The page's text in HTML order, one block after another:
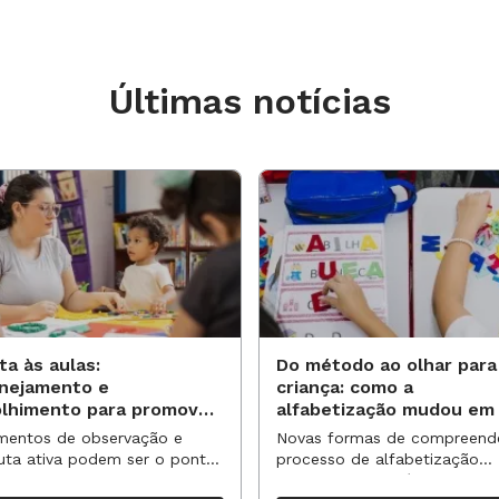
fazem o mesmo consigo e com os
a 3 anos e 11 meses)
de massinha
crianças vão explorar os ingredientes
da semana ou para brincar em
para que as crianças criem, em
conta. Há também perguntas para
Últimas notícias
às aulas:
e
para promover
aprendizagens
de observação e
ativa podem ser o ponto
Do método ao olhar para
criança: como a
alfabetização mudou em
anos?
Novas formas de
processo de alfabetização
influenciaram políticas e